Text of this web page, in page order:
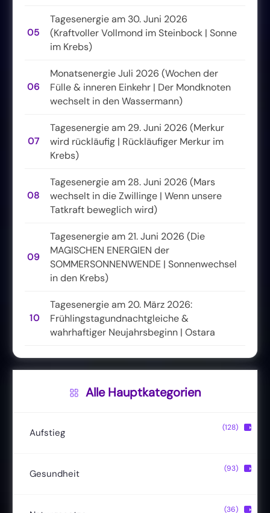
05
Tagesenergie am 30. Juni 2026
(Kraftvoller Vollmond im Steinbock | Sonne
im Krebs)
06
Monatsenergie Juli 2026 (Wochen der
Fülle & inneren Einkehr | Der Mondknoten
wechselt in den Wassermann)
07
Tagesenergie am 29. Juni 2026 (Merkur
wird rückläufig | Rückläufiger Merkur im
Krebs)
08
Tagesenergie am 28. Juni 2026 (Mars
wechselt in die Zwillinge | Wenn unsere
Tatkraft beweglich wird)
09
Tagesenergie am 21. Juni 2026 (Die
MAGISCHEN ENERGIEN der
SOMMERSONNENWENDE | Sonnenwechsel
in den Krebs)
10
Tagesenergie am 20. März 2026:
Frühlingstagundnachtgleiche &
wahrhaftiger Neujahrsbeginn | Ostara
Alle Hauptkategorien
Aufstieg
Christusbewusstsein (20)
(11)
(128) ▶
Gesundheit
(13)
(93) ▶
(36) ▶